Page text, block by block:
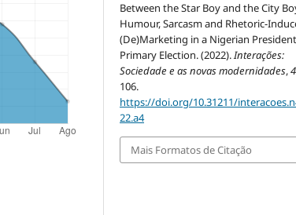
Between the Star Boy and the City
Humour, Sarcasm and Rhetoric-
(De)Marketing in a Nigerian
Primary Election. (2022).Interações:
Sociedade e as novas modernidades,
106.
https://doi.org/10.31211/
22.a4
Mais Formatos de Citação